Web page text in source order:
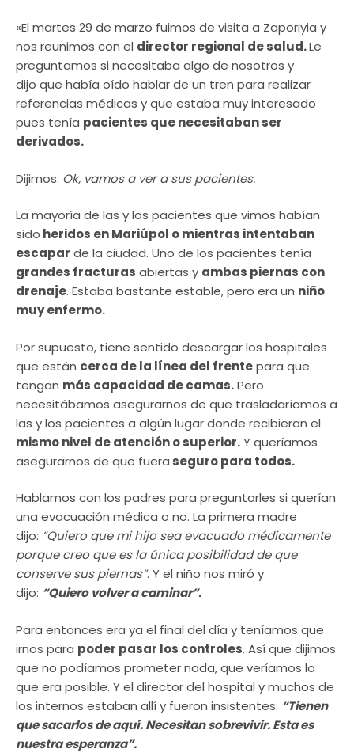
«El martes 29 de marzo fuimos de visita a Zaporiyia y
nos reunimos con el director regional de salud.Le
preguntamos si necesitaba algo de nosotros y
dijo que había oído hablar de un tren para realizar
referencias médicas y que estaba muy interesado
pues tenía pacientes que necesitaban ser
derivados.
Dijimos: Ok, vamos a ver a sus pacientes.
La mayoría de las y los pacientes que vimos habían
sido heridos en Mariúpol o mientras intentaban
escapar de la ciudad. Uno de los pacientes tenía
grandes fracturas abiertas y ambas piernas con
drenaje. Estaba bastante estable, pero era un niño
muy enfermo.
Por supuesto, tiene sentido descargar los hospitales
que están cerca de la línea del frentepara que
tengan más capacidad de camas.Pero
necesitábamos asegurarnos de que trasladaríamos a
las y los pacientes a algún lugar donde recibieran el
mismo nivel de atención o superior.Y queríamos
asegurarnos de que fuera seguro para todos.
Hablamos con los padres para preguntarles si querían
una evacuación médica o no. La primera madre
dijo: “Quiero que mi hijo sea evacuado médicamente
porque creo que es la única posibilidad de que
conserve sus piernas”. Y el niño nos miró y
dijo: “Quiero volver a caminar”.
Para entonces era ya el final del día y teníamos que
irnos para poder pasar los controles. Así que dijimos
que no podíamos prometer nada, que veríamos lo
que era posible. Y el director del hospital y muchos de
los internos estaban allí y fueron insistentes: “Tienen
que sacarlos de aquí. Necesitan sobrevivir. Esta es
nuestra esperanza”.